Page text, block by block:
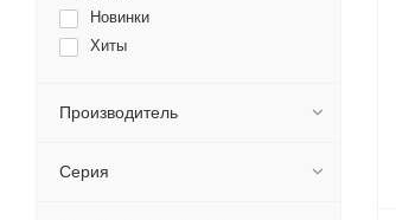
Новинки
Хиты
Производитель
Серия